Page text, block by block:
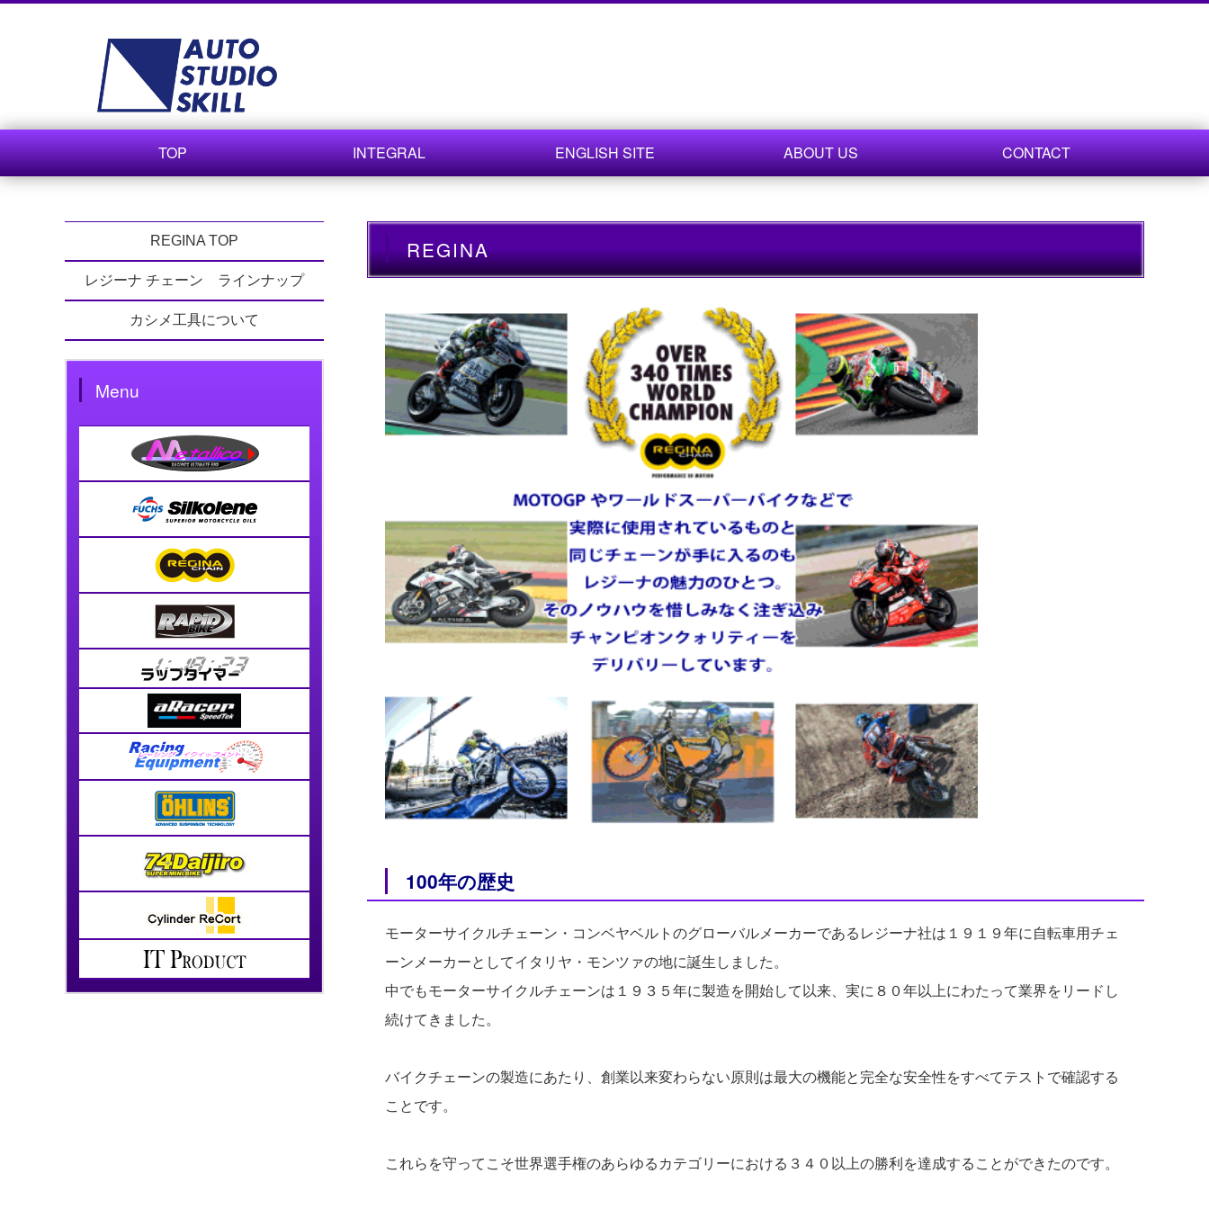
TOP INTEGRAL ENGLISH SITE ABOUT US CONTACT
REGINA
100年の歴史
モーターサイクルチェーン・コンベヤベルトのグローバルメーカーであるレジーナ社は１９１９年に自転車用チェ
ーンメーカーとしてイタリヤ・モンツァの地に誕生しました。
中でもモーターサイクルチェーンは１９３５年に製造を開始して以来、実に８０年以上にわたって業界をリードし
続けてきました。
バイクチェーンの製造にあたり、創業以来変わらない原則は最大の機能と完全な安全性をすべてテストで確認する
ことです。
これらを守ってこそ世界選手権のあらゆるカテゴリーにおける３４０以上の勝利を達成することができたのです。
REGINA TOP
レジーナ チェーン ラインナップ
カシメ工具について
Menu